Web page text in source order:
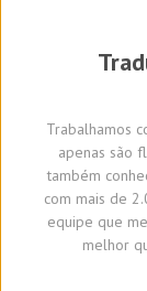
Trabalhamos
apenas são
também
com mais de
equipe que
melhor